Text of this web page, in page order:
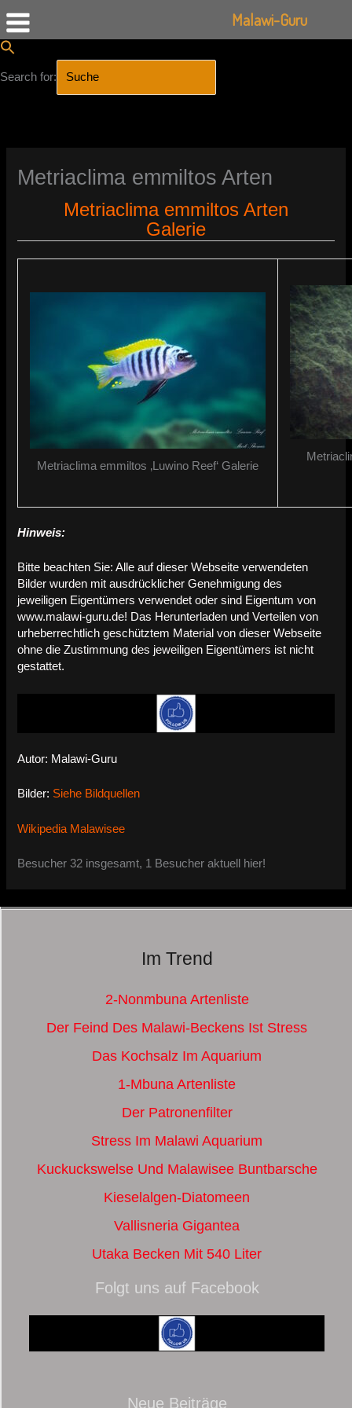
Search for:
springen
Metriaclima emmiltos Arten
Metriaclima emmiltos Arten
Galerie
Metriaclima emmiltos ‚Luwino Reef‘ Galerie
Hinweis:
Bitte beachten Sie: Alle auf dieser Webseite verwendeten
Bilder wurden mit ausdrücklicher Genehmigung des
jeweiligen Eigentümers verwendet oder sind Eigentum von
www.malawi-guru.de! Das Herunterladen und Verteilen von
urheberrechtlich geschütztem Material von dieser Webseite
ohne die Zustimmung des jeweiligen Eigentümers ist nicht
gestattet.
Autor: Malawi-Guru
Bilder: Siehe Bildquellen
Wikipedia Malawisee
Besucher 32 insgesamt, 1 Besucher aktuell hier!
Im Trend
2-Nonmbuna Artenliste
Der Feind Des Malawi-Beckens Ist Stress
Das Kochsalz Im Aquarium
1-Mbuna Artenliste
Der Patronenfilter
Stress Im Malawi Aquarium
Kuckuckswelse Und Malawisee Buntbarsche
Kieselalgen-Diatomeen
Vallisneria Gigantea
Utaka Becken Mit 540 Liter
Folgt uns auf Facebook
Neue Beiträge
Malawi-Guru